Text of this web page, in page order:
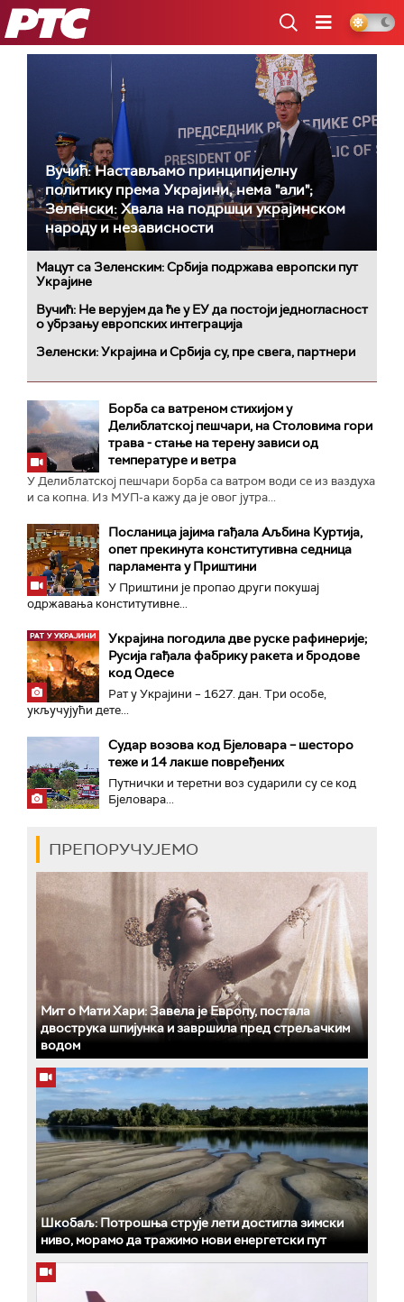
РТС
Вучић: Настављамо принципијелну
политику према Украјини, нема "али";
Зеленски: Хвала на подршци украјинском
народу и независности
Мацут са Зеленским: Србија подржава европски пут
Украјине
Вучић: Не верујем да ће у ЕУ да постоји једногласност
о убрзању европских интеграција
Зеленски: Украјина и Србија су, пре свега, партнери
Борба са ватреном стихијом у
Делиблатској пешчари, на Столовима гори
трава - стање на терену зависи од
температуре и ветра
У Делиблатској пешчари борба са ватром води се из ваздуха
и са копна. Из МУП-а кажу да је овог јутра...
Посланица јајима гађала Аљбина Куртија,
опет прекинута конститутивна седница
парламента у Приштини
У Приштини је пропао други покушај
одржавања конститутивне...
Украјина погодила две руске рафинерије;
Русија гађала фабрику ракета и бродове
код Одесе
Рат у Украјини – 1627. дан. Три особе,
укључујући дете...
Судар возова код Бјеловара – шесторо
теже и 14 лакше повређених
Путнички и теретни воз сударили су се код
Бјеловара...
ПРЕПОРУЧУЈЕМО
Мит о Мати Хари: Завела је Европу, постала
двострука шпијунка и завршила пред стрељачким
водом
Шкобаљ: Потрошња струје лети достигла зимски
ниво, морамо да тражимо нови енергетски пут